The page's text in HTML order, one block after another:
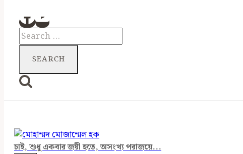
Search
for:
চাই, শুধু একবার জয়ী হতে, অসংখ্য পরাজয়ে...